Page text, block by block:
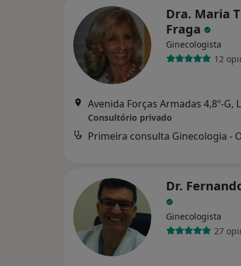
Dra. Maria
Fraga
Ginecologista
12
Avenida Forças Armadas 4,8º-G,
Consultório privado
Dr.
Ginecologista
27